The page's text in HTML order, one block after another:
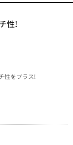
性!
性をプラス!